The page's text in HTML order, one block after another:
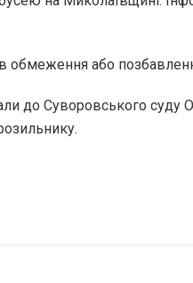
обмеження або
до Суворовського суду